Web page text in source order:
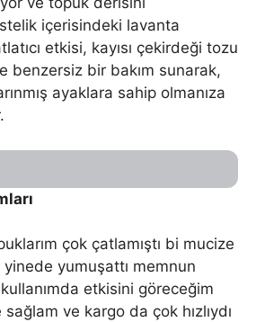
içerisindeki lavanta
etkisi, kayısı çekirdeği tozu
benzersiz bir bakım sunarak,
ayaklara sahip olmanıza
çok çatlamıştı bi mucize
yumuşattı memnun
etkisini göreceğim
ve kargo da çok hızlıydı